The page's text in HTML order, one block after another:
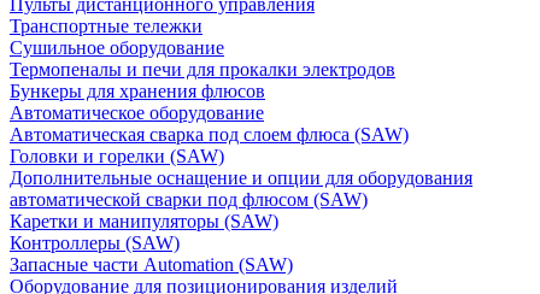
Пульты дистанционного управления
Транспортные тележки
Сушильное оборудование
Термопеналы и печи для прокалки электродов
Бункеры для хранения флюсов
Автоматическое оборудование
Автоматическая сварка под слоем флюса (SAW)
Головки и горелки (SAW)
Дополнительные оснащение и опции для оборудования
автоматической сварки под флюсом (SAW)
Каретки и манипуляторы (SAW)
Контроллеры (SAW)
Запасные части Automation (SAW)
Оборудование для позиционирования изделий